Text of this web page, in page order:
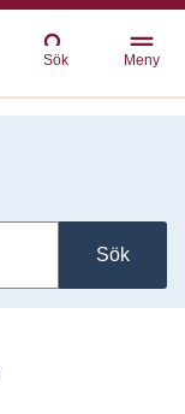
Sök Meny
Sök